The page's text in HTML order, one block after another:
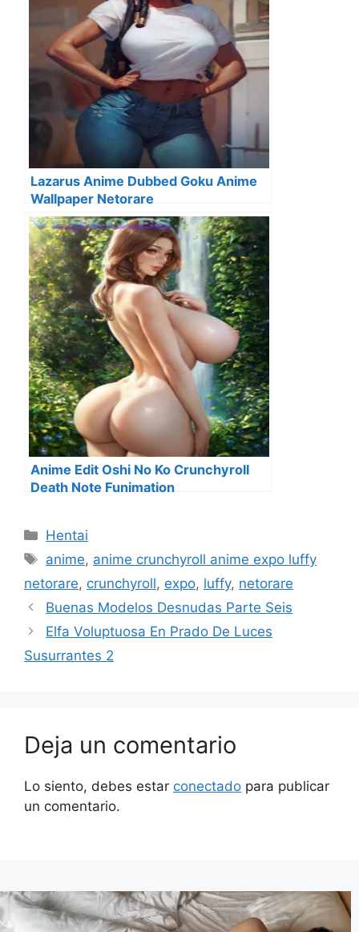
Lazarus Anime Dubbed Goku Anime
Wallpaper Netorare
Anime Edit Oshi No Ko Crunchyroll
Death Note Funimation
Categorías
Hentai
Etiquetas
anime, anime crunchyroll anime expo luffy
netorare, crunchyroll, expo, luffy, netorare
Buenas Modelos Desnudas Parte Seis
Elfa Voluptuosa En Prado De Luces
Susurrantes 2
Deja un comentario
Lo siento, debes estar conectado para publicar
un comentario.